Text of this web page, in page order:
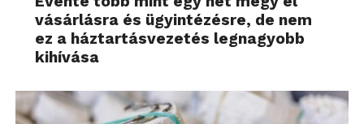
vásárlásra és ügyintézésre, de nem
ez a háztartásvezetés legnagyobb
kihívása